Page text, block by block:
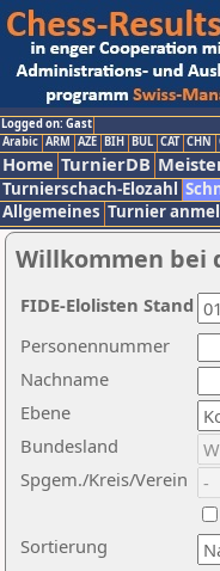
Logged on: Gast
Arabic ARM AZE BIH BUL CAT CHN
Home TurnierDB
Turnierschach-Elozahl
Allgemeines Turnier
Willkommen bei
Nachname
Ebene
Sortierung
Personennummer
Bundesland
Spgem./Kreis/Verein
FIDE-Elolisten Stand